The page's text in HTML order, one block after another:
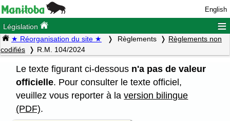
English
Législation ≡
★ Réorganisation du site ★ Règlements
Règlements non
codifiés
R.M. 104/2024
Le texte figurant ci-dessous n'a pas de valeur
officielle. Pour consulter le texte officiel,
veuillez vous reporter à laversion bilingue
(PDF).